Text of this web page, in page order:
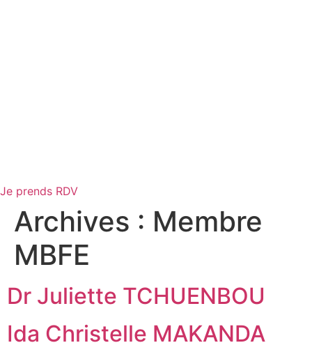
Je prends RDV
Archives : Membre
MBFE
Dr Juliette TCHUENBOU
Ida Christelle MAKANDA